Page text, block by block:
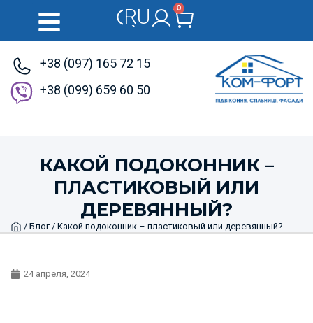
RU
UK 0
+38 (097) 165 72 15
+38 (099) 659 60 50
КАКОЙ ПОДОКОННИК –
ПЛАСТИКОВЫЙ ИЛИ
ДЕРЕВЯННЫЙ?
Home
/ Блог/ Какой подоконник – пластиковый или деревянный?
24 апреля, 2024